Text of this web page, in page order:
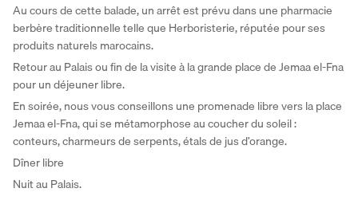
Au cours de cette balade, un arrêt est prévu dans une pharmacie
berbère traditionnelle telle que Herboristerie, réputée pour ses
produits naturels marocains.
Retour au Palais ou fin de la visite à la grande place de Jemaa el-Fna
pour un déjeuner libre.
En soirée, nous vous conseillons une promenade libre vers la place
Jemaa el-Fna, qui se métamorphose au coucher du soleil :
conteurs, charmeurs de serpents, étals de jus d’orange.
Dîner libre
Nuit au Palais.